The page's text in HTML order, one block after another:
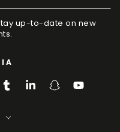
up-to-date on new
TumblrLinkedInSnapchatYouTube